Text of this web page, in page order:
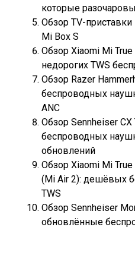
которые
Обзор TV-
Mi Box S
Обзор Xiaomi Mi
недорогих TWS
Обзор Razer
беспроводных
ANC
Обзор Sennheiser CX
беспроводных
обновлений
Обзор Xiaomi Mi
(Mi Air 2): дешёвых
TWS
Обзор Sennheiser
обновлённые